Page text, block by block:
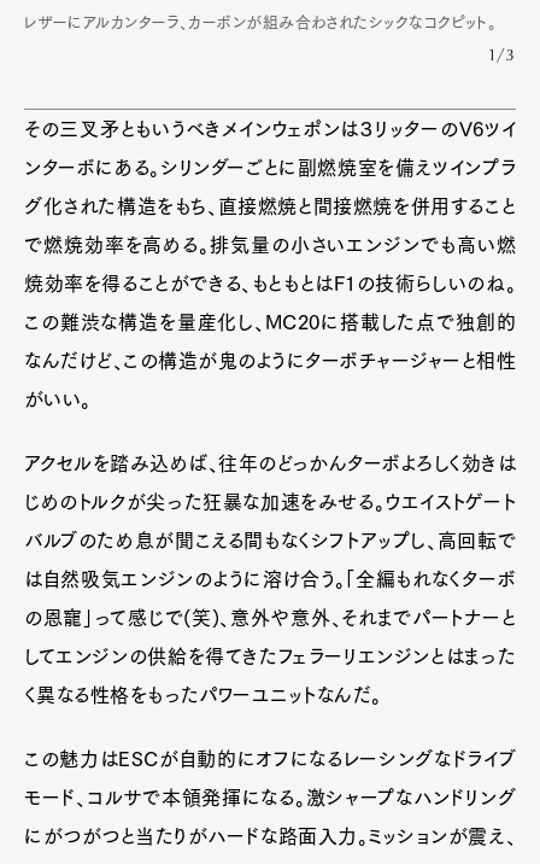
レザーにアルカンターラ、カーボンが組み合わされたシックなコクピット。
1/3
その三叉矛ともいうべきメインウェポンは３リッターのV6ツイ
ンターボにある。シリンダーごとに副燃焼室を備えツインプラ
グ化された構造をもち、直接燃焼と間接燃焼を併用すること
で燃焼効率を高める。排気量の小さいエンジンでも高い燃
焼効率を得ることができる、もともとはF1の技術らしいのね。
この難渋な構造を量産化し、MC20に搭載した点で独創的
なんだけど、この構造が鬼のようにターボチャージャーと相性
がいい。
アクセルを踏み込めば、往年のどっかんターボよろしく効きは
じめのトルクが尖った狂暴な加速をみせる。ウエイストゲート
バルブのため息が聞こえる間もなくシフトアップし、高回転で
は自然吸気エンジンのように溶け合う。「全編もれなくターボ
の恩寵」って感じで(笑)、意外や意外、それまでパートナーと
してエンジンの供給を得てきたフェラーリエンジンとはまった
く異なる性格をもったパワーユニットなんだ。
この魅力はESCが自動的にオフになるレーシングなドライブ
モード、コルサで本領発揮になる。激シャープなハンドリング
にがつがつと当たりがハードな路面入力。ミッションが震え、